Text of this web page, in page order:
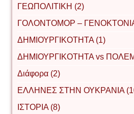
ΓΕΩΠΟΛΙΤΙΚΗ (2)
ΓΟΛΟΝΤΟΜΟΡ –
ΔΗΜΙΟΥΡΓΙΚΟΤΗΤΑ (1)
ΔΗΜΙΟΥΡΓΙΚΟΤΗΤΑ vs
Διάφορα (2)
ΕΛΛΗΝΕΣ ΣΤΗΝ ΟΥΚΡΑΝΙΑ
ΙΣΤΟΡΙΑ (8)